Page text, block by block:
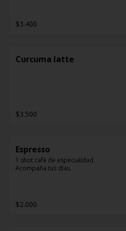
$3.400
Curcuma latte
$3.500
Espresso
1 shot café de especialidad.
Acompaña tus días.
$2.000